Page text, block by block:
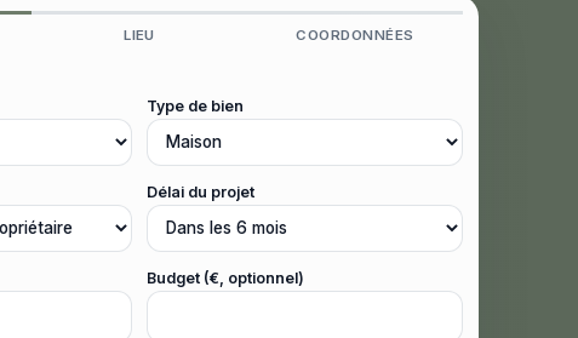
LIEU COORDONNÉES
Type de bien
Délai du projet
Budget (€, optionnel)